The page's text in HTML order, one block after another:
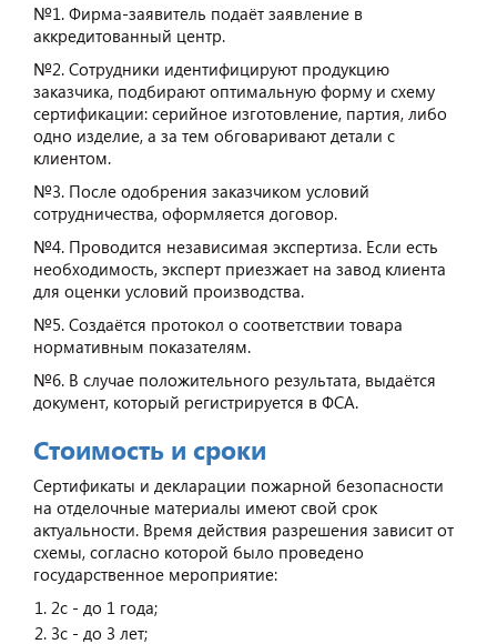
№1. Фирма-заявитель подаёт заявление в
аккредитованный центр.
№2. Сотрудники идентифицируют продукцию
заказчика, подбирают оптимальную форму и схему
сертификации: серийное изготовление, партия, либо
одно изделие, а за тем обговаривают детали с
клиентом.
№3. После одобрения заказчиком условий
сотрудничества, оформляется договор.
№4. Проводится независимая экспертиза. Если есть
необходимость, эксперт приезжает на завод клиента
для оценки условий производства.
№5. Создаётся протокол о соответствии товара
нормативным показателям.
№6. В случае положительного результата, выдаётся
документ, который регистрируется в ФСА.
Стоимость и сроки
Сертификаты и декларации пожарной безопасности
на отделочные материалы имеют свой срок
актуальности. Время действия разрешения зависит от
схемы, согласно которой было проведено
государственное мероприятие:
2с - до 1 года;
3с - до 3 лет;